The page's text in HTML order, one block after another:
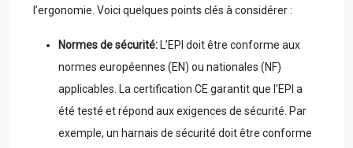
l’ergonomie. Voici quelques points clés à considérer :
Normes de sécurité: L’EPI doit être conforme aux
normes européennes (EN) ou nationales (NF)
applicables. La certification CE garantit que l’EPI a
été testé et répond aux exigences de sécurité. Par
exemple, un harnais de sécurité doit être conforme